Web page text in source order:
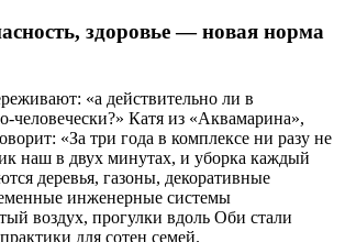
здоровье — новая норма
«а действительно ли в
человечески?» Катя из «Аквамарина»,
«За три года в комплексе ни разу не
наш в двух минутах, и уборка каждый
деревья, газоны, декоративные
инженерные системы
воздух, прогулки вдоль Оби стали
для сотен семей.